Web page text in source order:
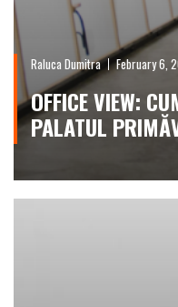
Raluca Dumitra February 6,
OFFICE VIEW:
PALATUL